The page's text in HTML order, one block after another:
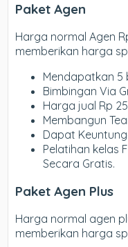
Paket Agen
Harga normal Agen
memberikan harga
Mendapatkan 5
Bimbingan Via
Harga jual Rp
Membangun
Dapat
Pelatihan kelas
Secara Gratis.
Paket Agen Plus
Harga normal agen
memberikan harga